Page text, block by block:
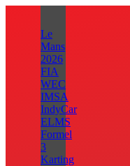
Le
Mans
2026
FIA
WEC
IMSA
IndyCar
ELMS
Formel
3
Karting